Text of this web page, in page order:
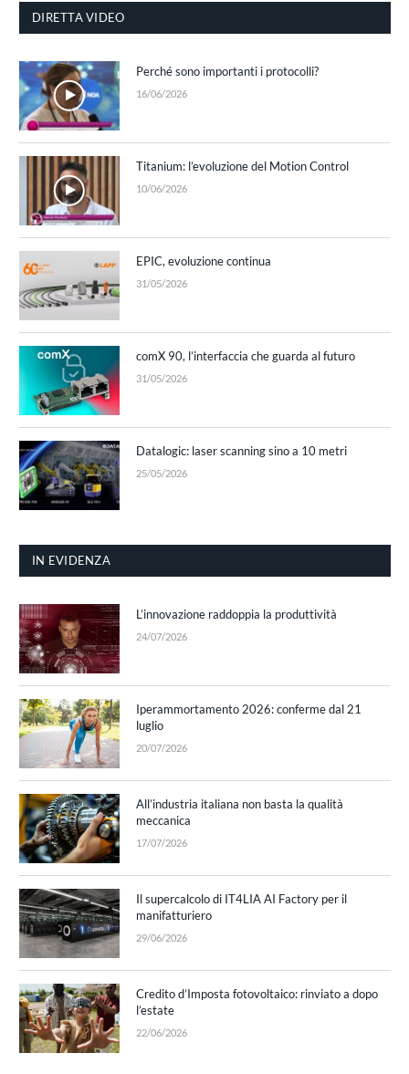
DIRETTA VIDEO
Perché sono importanti i protocolli?
16/06/2026
Titanium: l’evoluzione del Motion Control
10/06/2026
EPIC, evoluzione continua
31/05/2026
comX 90, l’interfaccia che guarda al futuro
31/05/2026
Datalogic: laser scanning sino a 10 metri
25/05/2026
IN EVIDENZA
L’innovazione raddoppia la produttività
24/07/2026
Iperammortamento 2026: conferme dal 21
luglio
20/07/2026
All’industria italiana non basta la qualità
meccanica
17/07/2026
Il supercalcolo di IT4LIA AI Factory per il
manifatturiero
29/06/2026
Credito d’Imposta fotovoltaico: rinviato a dopo
l’estate
22/06/2026